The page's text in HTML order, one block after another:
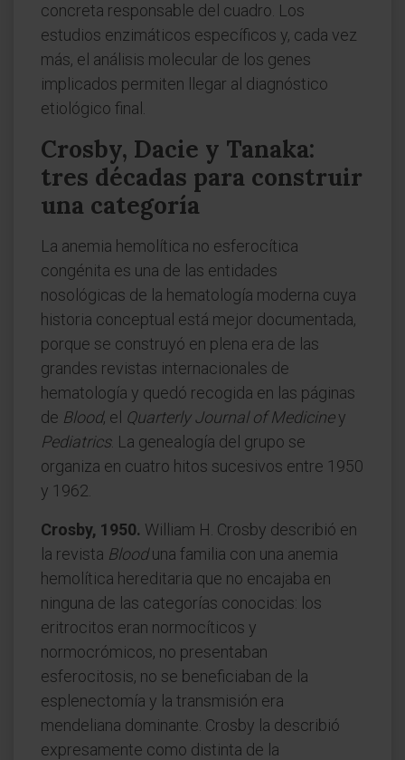
concreta responsable del cuadro. Los
estudios enzimáticos específicos y, cada vez
más, el análisis molecular de los genes
implicados permiten llegar al diagnóstico
etiológico final.
Crosby, Dacie y Tanaka:
tres décadas para construir
una categoría
La anemia hemolítica no esferocítica
congénita es una de las entidades
nosológicas de la hematología moderna cuya
historia conceptual está mejor documentada,
porque se construyó en plena era de las
grandes revistas internacionales de
hematología y quedó recogida en las páginas
de Blood, el Quarterly Journal of Mediciney
Pediatrics. La genealogía del grupo se
organiza en cuatro hitos sucesivos entre 1950
y 1962.
Crosby, 1950. William H. Crosby describió en
la revista Blooduna familia con una anemia
hemolítica hereditaria que no encajaba en
ninguna de las categorías conocidas: los
eritrocitos eran normocíticos y
normocrómicos, no presentaban
esferocitosis, no se beneficiaban de la
esplenectomía y la transmisión era
mendeliana dominante. Crosby la describió
expresamente como distinta de la